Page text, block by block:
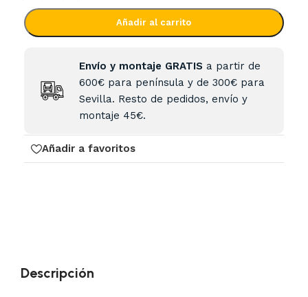
Añadir al carrito
Envío y montaje GRATIS a partir de
600€ para península y de 300€ para
Sevilla. Resto de pedidos, envío y
montaje 45€.
Añadir a favoritos
Descripción